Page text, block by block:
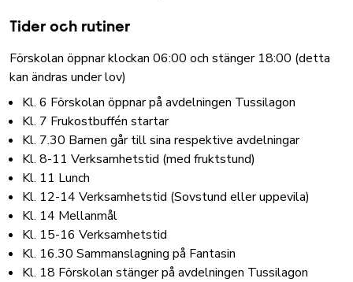
Tider och rutiner
Förskolan öppnar klockan 06:00 och stänger 18:00 (detta
kan ändras under lov)
Kl. 6 Förskolan öppnar på avdelningen Tussilagon
Kl. 7 Frukostbuffén startar
Kl. 7.30 Barnen går till sina respektive avdelningar
Kl. 8-11 Verksamhetstid (med fruktstund)
Kl. 11 Lunch
Kl. 12-14 Verksamhetstid (Sovstund eller uppevila)
Kl. 14 Mellanmål
Kl. 15-16 Verksamhetstid
Kl. 16.30 Sammanslagning på Fantasin
Kl. 18 Förskolan stänger på avdelningen Tussilagon